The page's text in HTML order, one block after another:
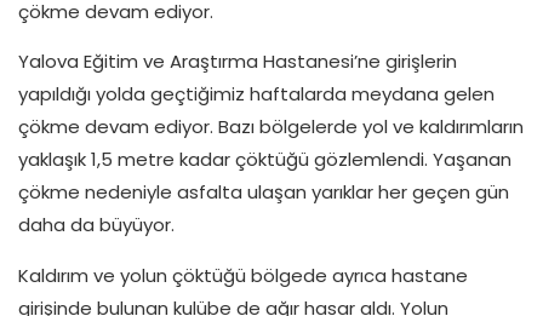
çökme devam ediyor.
Yalova Eğitim ve Araştırma Hastanesi’ne girişlerin
yapıldığı yolda geçtiğimiz haftalarda meydana gelen
çökme devam ediyor. Bazı bölgelerde yol ve kaldırımların
yaklaşık 1,5 metre kadar çöktüğü gözlemlendi. Yaşanan
çökme nedeniyle asfalta ulaşan yarıklar her geçen gün
daha da büyüyor.
Kaldırım ve yolun çöktüğü bölgede ayrıca hastane
girişinde bulunan kulübe de ağır hasar aldı. Yolun